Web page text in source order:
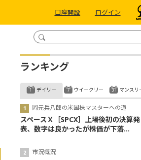
口座開設 ログイン
ランキング
デイリー
岡元兵八郎の米国株マスターへの道
スペースＸ［SPCX］上場後初の決算発
表、数字は良かったが株価が下落...
市況概況
ウイークリー マンスリ